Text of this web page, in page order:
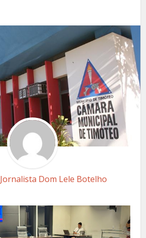
Jornalista Dom Lele Botelho